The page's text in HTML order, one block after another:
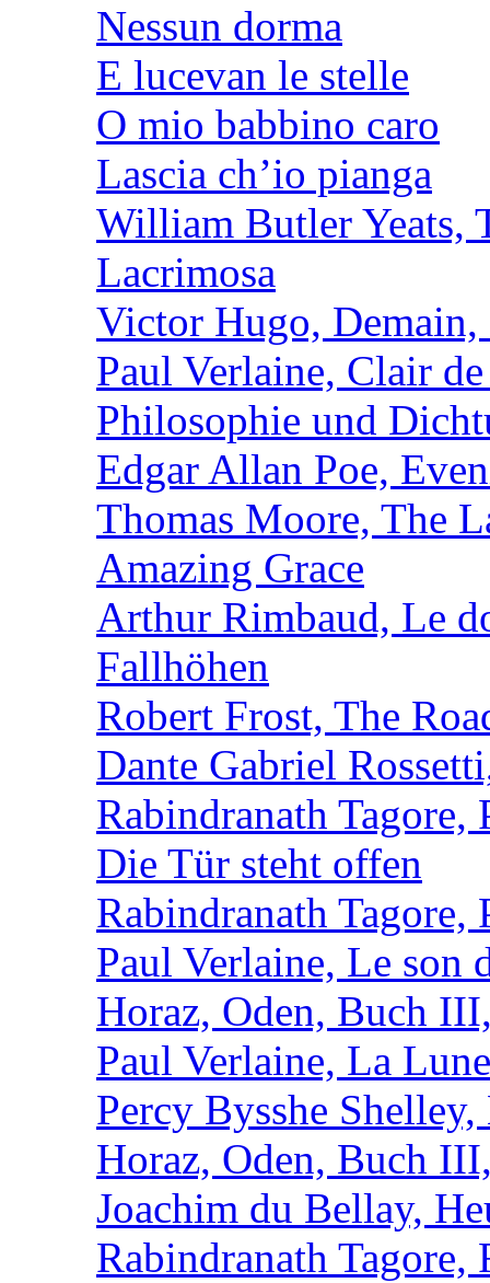
Nessun dorma
E lucevan le stelle
O mio babbino caro
Lascia ch’io pianga
William Butler Yeats,
Lacrimosa
Victor Hugo, Demain,
Paul Verlaine, Clair
Philosophie und
Edgar Allan Poe,
Thomas Moore, The
Amazing Grace
Arthur Rimbaud, Le
Fallhöhen
Robert Frost, The
Dante Gabriel
Rabindranath Tagore,
Die Tür steht offen
Rabindranath Tagore,
Paul Verlaine, Le son
Horaz, Oden, Buch
Paul Verlaine, La
Percy Bysshe
Horaz, Oden, Buch
Joachim du Bellay,
Rabindranath Tagore,